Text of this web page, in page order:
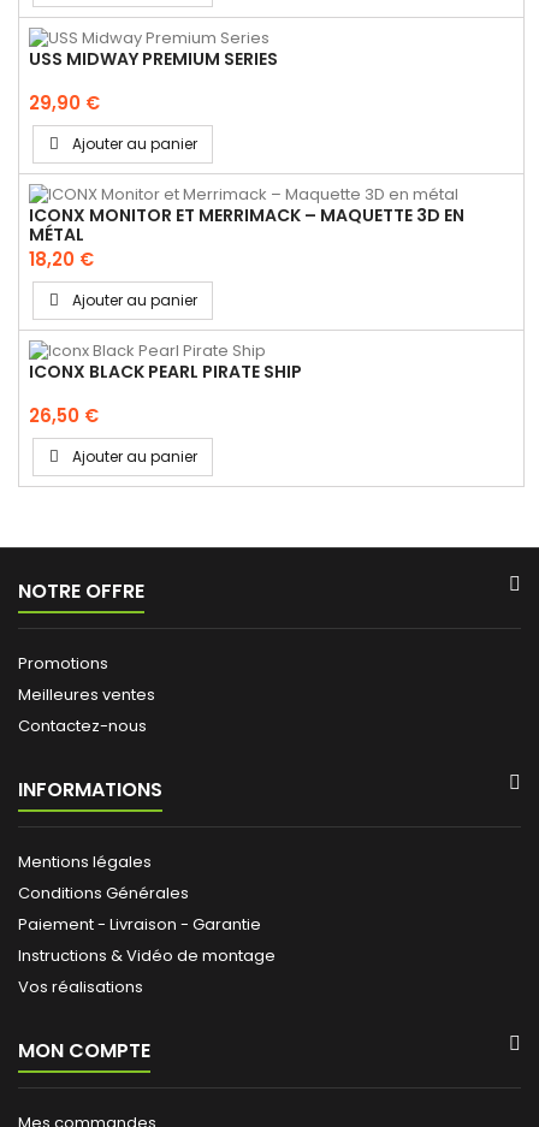
USS MIDWAY PREMIUM SERIES
29,90 €
Ajouter au panier
ICONX MONITOR ET MERRIMACK – MAQUETTE 3D EN
MÉTAL
18,20 €
Ajouter au panier
ICONX BLACK PEARL PIRATE SHIP
26,50 €
Ajouter au panier
NOTRE OFFRE
Promotions
Meilleures ventes
Contactez-nous
INFORMATIONS
Mentions légales
Conditions Générales
Paiement - Livraison - Garantie
Instructions & Vidéo de montage
Vos réalisations
MON COMPTE